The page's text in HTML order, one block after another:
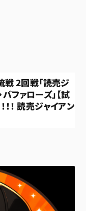
2回戦「読売ジ
ファローズ」【試
！ 読売ジャイアン